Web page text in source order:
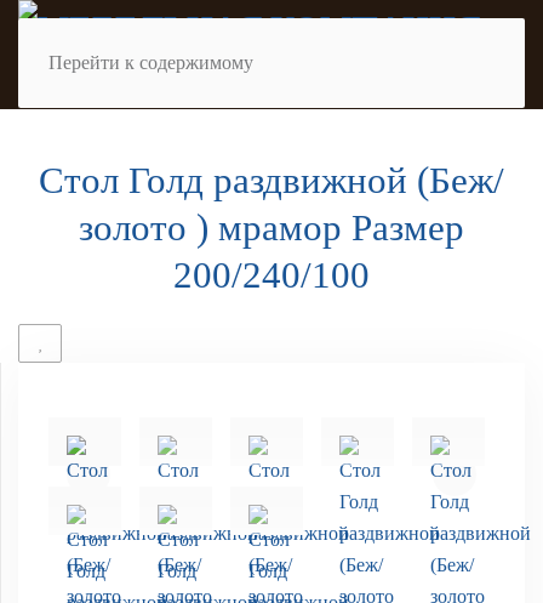
Перейти к содержимому
Стол Голд раздвижной (Беж/
золото ) мрамор Размер
200/240/100